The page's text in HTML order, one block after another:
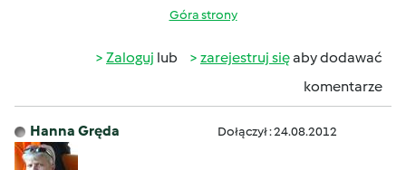
Góra strony
Zaloguj lub zarejestruj sięaby dodawać
komentarze
Hanna Gręda Dołączył : 24.08.2012